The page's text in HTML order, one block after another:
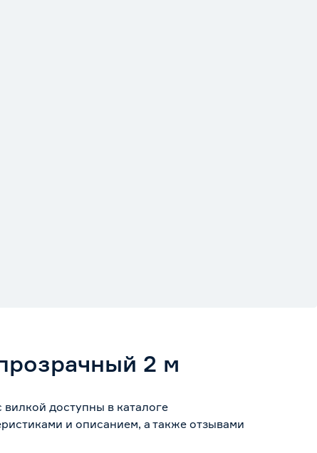
2 м
доступны в каталоге
и описанием, а также отзывами